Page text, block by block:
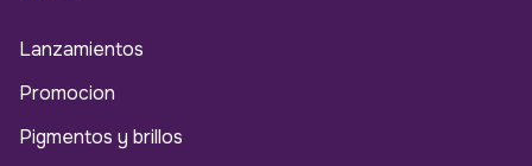
Lanzamientos
Promocion
Pigmentos y brillos